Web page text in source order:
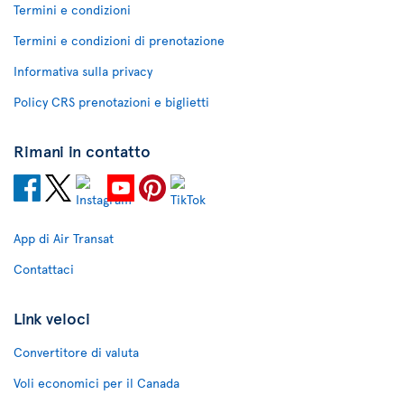
Termini e condizioni
Termini e condizioni di prenotazione
Informativa sulla privacy
Policy CRS prenotazioni e biglietti
Rimani in contatto
App di Air Transat
Contattaci
Link veloci
Convertitore di valuta
Voli economici per il Canada